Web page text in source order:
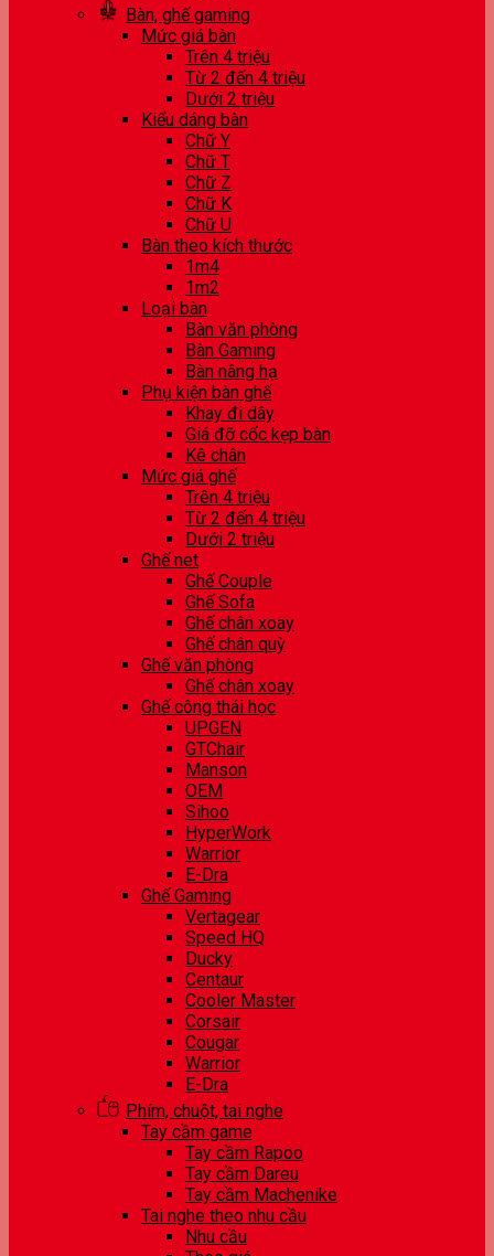
Bàn, ghế gaming
Mức giá bàn
Trên 4 triệu
Từ 2 đến 4 triệu
Dưới 2 triệu
Kiểu dáng bàn
Chữ Y
Chữ T
Chữ Z
Chữ K
Chữ U
Bàn theo kích thước
1m4
1m2
Loại bàn
Bàn văn phòng
Bàn Gaming
Bàn nâng hạ
Phụ kiện bàn ghế
Khay đi dây
Giá đỡ cốc kẹp bàn
Kê chân
Mức giá ghế
Trên 4 triệu
Từ 2 đến 4 triệu
Dưới 2 triệu
Ghế net
Ghế Couple
Ghế Sofa
Ghế chân xoay
Ghế chân quỳ
Ghế văn phòng
Ghế chân xoay
Ghế công thái học
UPGEN
GTChair
Manson
OEM
Sihoo
HyperWork
Warrior
E-Dra
Ghế Gaming
Vertagear
Speed HQ
Ducky
Centaur
Cooler Master
Corsair
Cougar
Warrior
E-Dra
Phím, chuột, tai nghe
Tay cầm game
Tay cầm Rapoo
Tay cầm Dareu
Tay cầm Machenike
Tai nghe theo nhu cầu
Nhu cầu